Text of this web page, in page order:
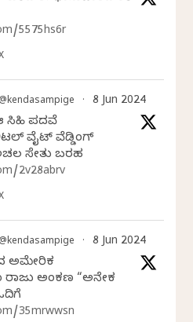
5575hs6r
@kendasampige · 8 Jun 2024
ಸಿಹಿ ಪದವೆ
ವೈಟ್ ವೆಡ್ಡಿಂಗ್
ಸೇತು ಬರಹ
2v28abrv
@kendasampige · 8 Jun 2024
ಅಮೇರಿಕ
ಅಂಕಣ “ಅನೇಕ
35mrwwsn